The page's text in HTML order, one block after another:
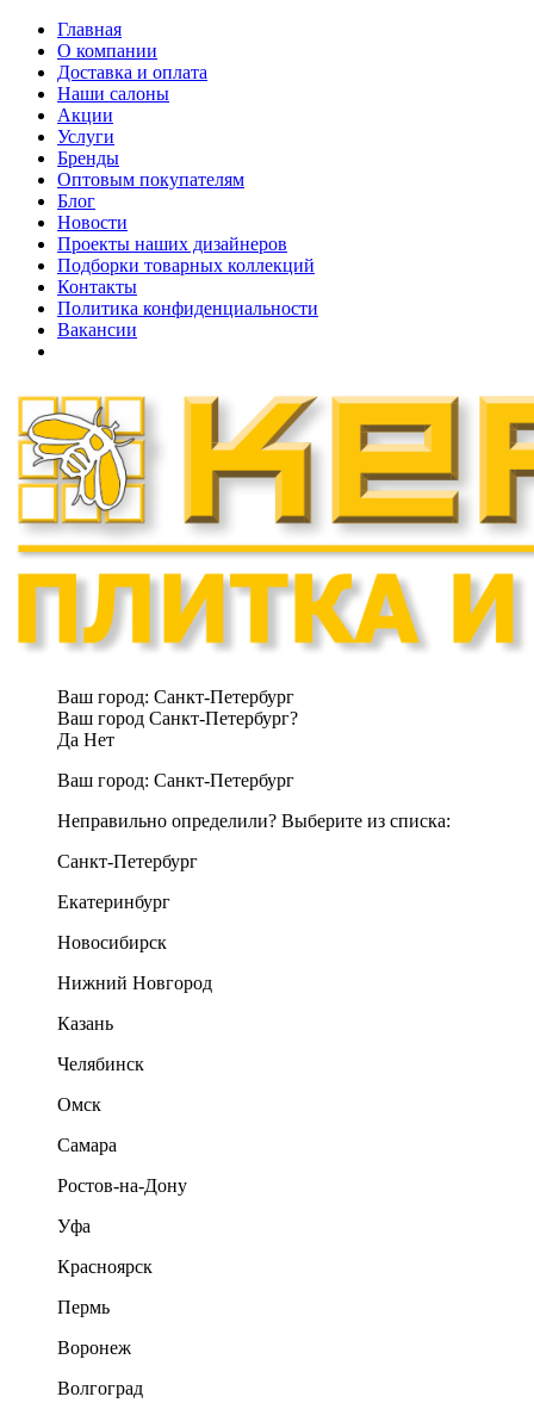
Главная
О компании
Доставка и оплата
Наши cалоны
Акции
Услуги
Бренды
Оптовым покупателям
Блог
Новости
Проекты наших дизайнеров
Подборки товарных коллекций
Контакты
Политика конфиденциальности
Вакансии
Ваш город: Санкт-Петербург
Ваш город Санкт-Петербург?
Да Нет
Ваш город: Санкт-Петербург
Неправильно определили? Выберите из списка:
Санкт-Петербург
Екатеринбург
Новосибирск
Нижний Новгород
Казань
Челябинск
Омск
Самара
Ростов-на-Дону
Уфа
Красноярск
Пермь
Воронеж
Волгоград